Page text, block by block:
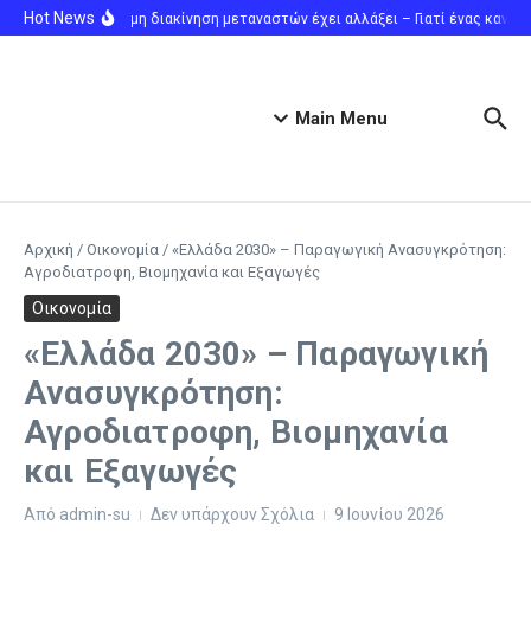
Μετάβαση στο περιεχόμενο
Hot NewsΗ παράνομη διακίνηση μεταναστών έχει αλλάξει – Γιατί ένας
Main Menu
Αρχική / Οικονομία / «Ελλάδα 2030» – Παραγωγική Ανασυγκρότηση:
Αγροδιατροφη, Βιομηχανία και Εξαγωγές
Οικονομία
«Ελλάδα 2030» – Παραγωγική
Ανασυγκρότηση:
Αγροδιατροφη, Βιομηχανία
και Εξαγωγές
Από admin-su Δεν υπάρχουν Σχόλια 9 Ιουνίου 2026